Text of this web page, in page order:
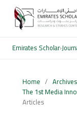
Emirates Scholar›
Home / Archives
The 1st Media
Articles